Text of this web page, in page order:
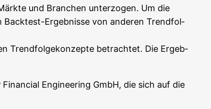
und Bran­chen unter­zo­gen. Um die
Back­test-Ergeb­nis­se von ande­ren Trend­fol­
Trend­fol­ge­kon­zep­te betrach­tet. Die Ergeb­
Engi­nee­ring GmbH, die sich auf die